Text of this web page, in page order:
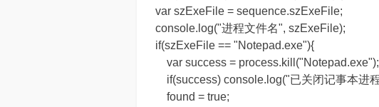
var szExeFile = sequence.szExeFile;
console.log("进程文件名", szExeFile);
if(szExeFile == "Notepad.exe"){
var success = process.kill("Notepad.exe");
if(success) console.log("已关闭记事本进
found = true;